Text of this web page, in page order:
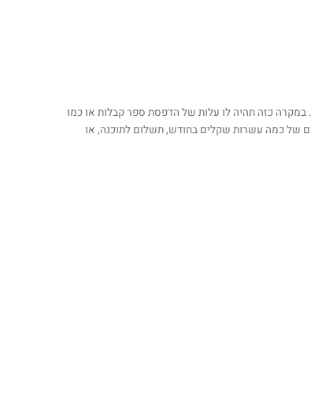
לנהל ספר חשבונות ולהוציא קבלות. במקרה כזה תהיה לו עלות של הדפסת ספר קבלות או כמו
של כמה עשרות שקלים בחודש, תשלום לתוכנה, או